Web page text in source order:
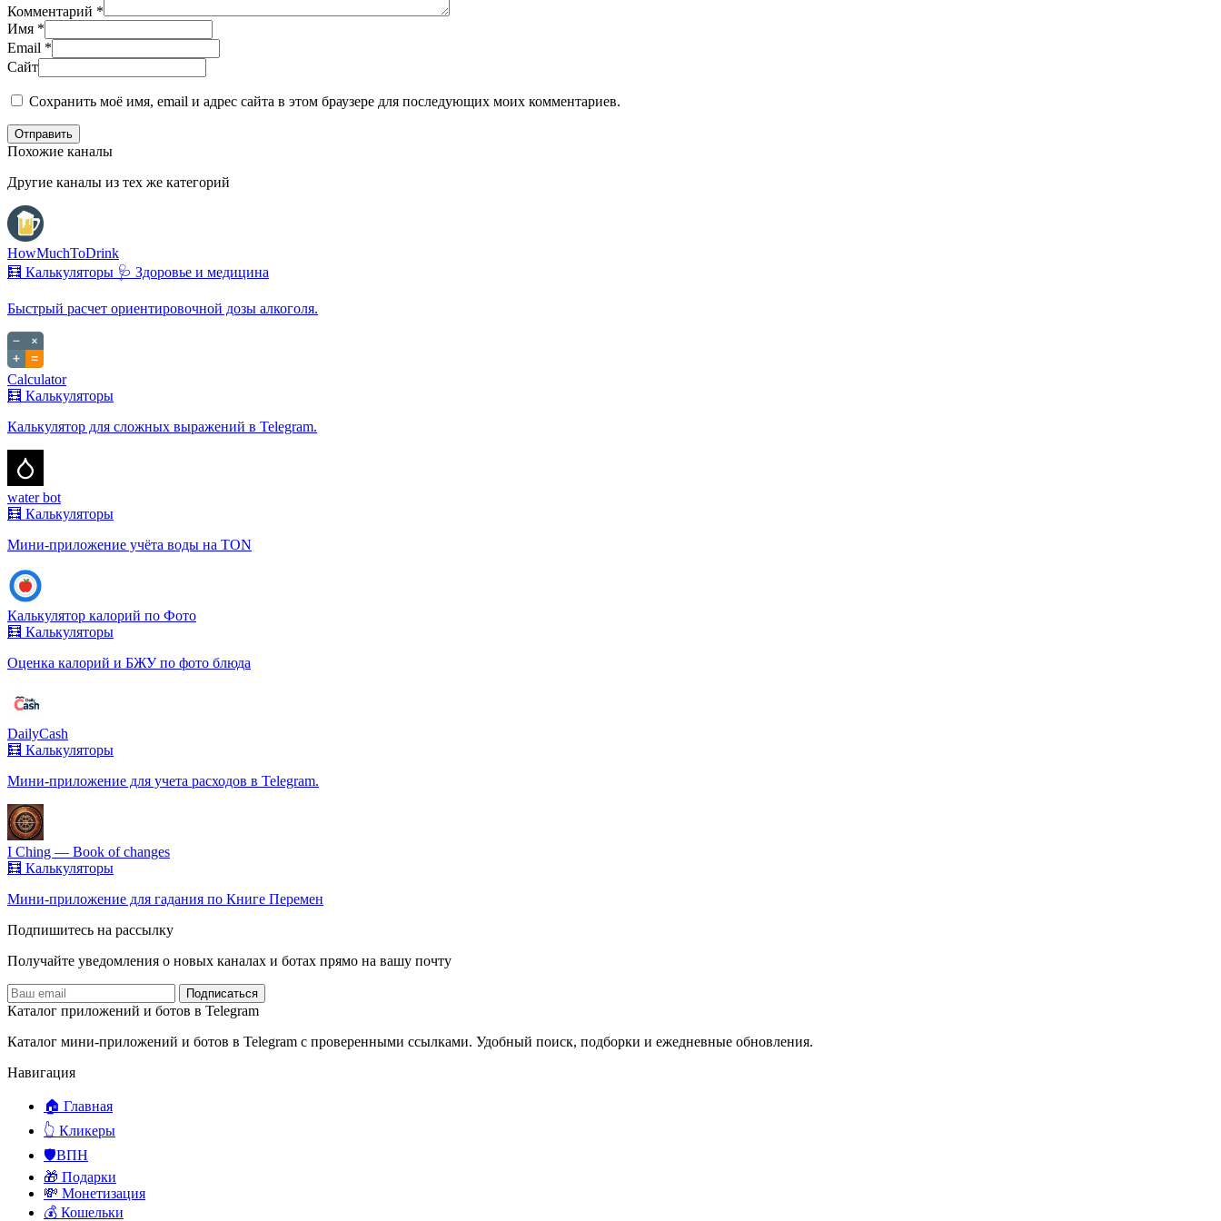
Комментарий *
Имя *
Email *
Сайт
Сохранить моё имя, email и адрес сайта в этом браузере для последующих моих комментариев.
Отправить
Похожие каналы
Другие каналы из тех же категорий
HowMuchToDrink
🧮 Калькуляторы 🩺 Здоровье и медицина
Быстрый расчет ориентировочной дозы алкоголя.
Calculator
🧮 Калькуляторы
Калькулятор для сложных выражений в Telegram.
water bot
🧮 Калькуляторы
Мини-приложение учёта воды на TON
Калькулятор калорий по Фото
🧮 Калькуляторы
Оценка калорий и БЖУ по фото блюда
DailyCash
🧮 Калькуляторы
Мини-приложение для учета расходов в Telegram.
I Ching — Book of changes
🧮 Калькуляторы
Мини-приложение для гадания по Книге Перемен
Подпишитесь на рассылку
Получайте уведомления о новых каналах и ботаx прямо на вашу почту
Подписаться
Каталог приложений и ботов в Telegram
Каталог мини-приложений и ботов в Telegram с проверенными ссылками. Удобный поиск, подборки и ежедневные обновления.
Навигация
🏠 Главная
👆 Кликеры
🛡️ВПН
🎁 Подарки
💸 Монетизация
💰 Кошельки